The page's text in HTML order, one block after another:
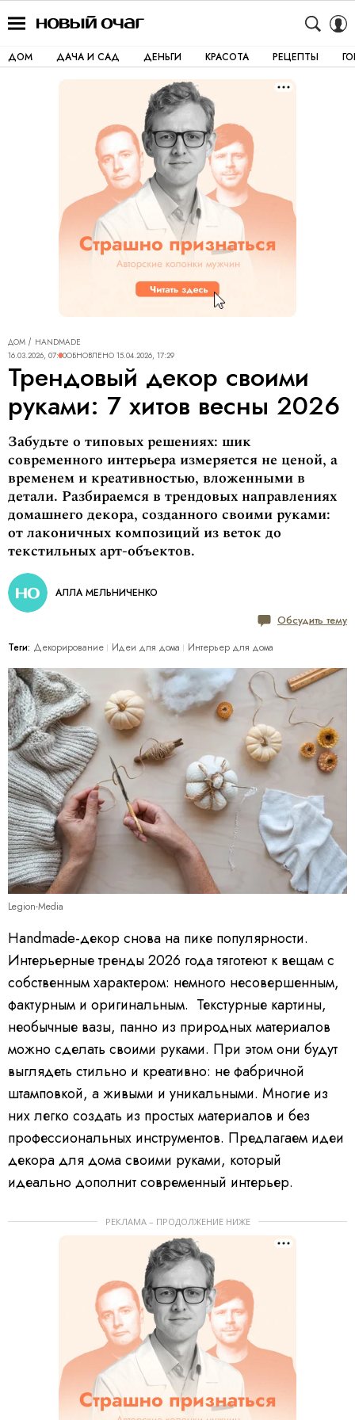
ДОМ ДАЧА И САД ДЕНЬГИ КРАСОТА РЕЦЕПТЫ
ДОМ
HANDMADE
16.03.2026, 07:00ОБНОВЛЕНО 15.04.2026, 17:29
Трендовый декор своими
руками: 7 хитов весны 2026
Забудьте о типовых решениях: шик
современного интерьера измеряется не ценой, а
временем и креативностью, вложенными в
детали. Разбираемся в трендовых направлениях
домашнего декора, созданного своими руками:
от лаконичных композиций из веток до
текстильных арт-объектов.
АЛЛА МЕЛЬНИЧЕНКО
Обсудить тему
Теги: Декорирование Идеи для дома Интерьер для дома
Legion-Media
Handmade-декор снова на пике популярности.
Интерьерные тренды 2026 года тяготеют к вещам с
собственным характером: немного несовершенным,
фактурным и оригинальным. Текстурные картины,
необычные вазы, панно из природных материалов
можно сделать своими руками. При этом они будут
выглядеть стильно и креативно: не фабричной
штамповкой, а живыми и уникальными. Многие из
них легко создать из простых материалов и без
профессиональных инструментов. Предлагаем идеи
декора для дома своими руками, который
идеально дополнит современный интерьер.
РЕКЛАМА – ПРОДОЛЖЕНИЕ НИЖЕ